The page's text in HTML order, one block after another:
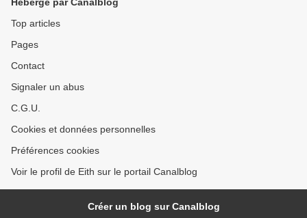
Top articles
Pages
Contact
Signaler un abus
C.G.U.
Cookies et données personnelles
Préférences cookies
Voir le profil de Eith sur le portail Canalblog
Créer un blog sur Canalblog